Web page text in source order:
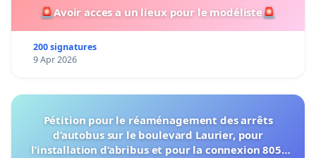
🚨Avoir acces a un lieux pour le modéliste🚨
200 signatures
9 Apr 2026
Pétition pour le réaménagement des arrêts
d’autobus sur le boulevard Laurier, pour
l’installation d’abribus et pour la connexion 805-